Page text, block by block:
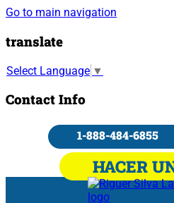
Go to main navigation
translate
Select Language ▼
Contact Info
1-888-484-6855
HACER